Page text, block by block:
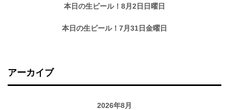
本日の生ビール！8月2日日曜日
本日の生ビール！7月31日金曜日
アーカイブ
2026年8月